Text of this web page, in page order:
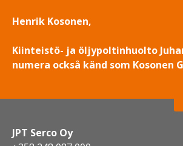
Henrik Kosonen,
Kiinteistö- ja öljypoltinhuolto
numera också känd som Kosonen
JPT Serco Oy